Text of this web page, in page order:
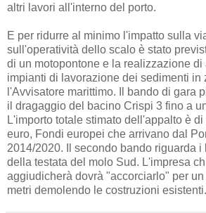
altri lavori all'interno del porto.
E per ridurre al minimo l'impatto sulla
sull'operatività dello scalo è stato
di un motopontone e la realizzazione
impianti di lavorazione dei sedimenti in
l'Avvisatore marittimo. Il bando di gara
il dragaggio del bacino Crispi 3 fino a
L'importo totale stimato dell'appalto è
euro, Fondi europei che arrivano dal
2014/2020. Il secondo bando riguarda
della testata del molo Sud. L'impresa
aggiudicherà dovrà "accorciarlo" per
metri demolendo le costruzioni esistenti.